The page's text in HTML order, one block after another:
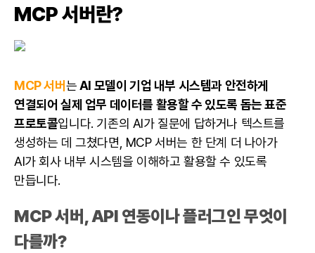
MCP 서버란?
MCP 서버는AI 모델이 기업 내부 시스템과 안전하게
연결되어 실제 업무 데이터를 활용할 수 있도록 돕는 표준
프로토콜입니다. 기존의 AI가 질문에 답하거나 텍스트를
생성하는 데 그쳤다면, MCP 서버는 한 단계 더 나아가
AI가 회사 내부 시스템을 이해하고 활용할 수 있도록
만듭니다.
MCP 서버, API 연동이나 플러그인 무엇이
다를까?